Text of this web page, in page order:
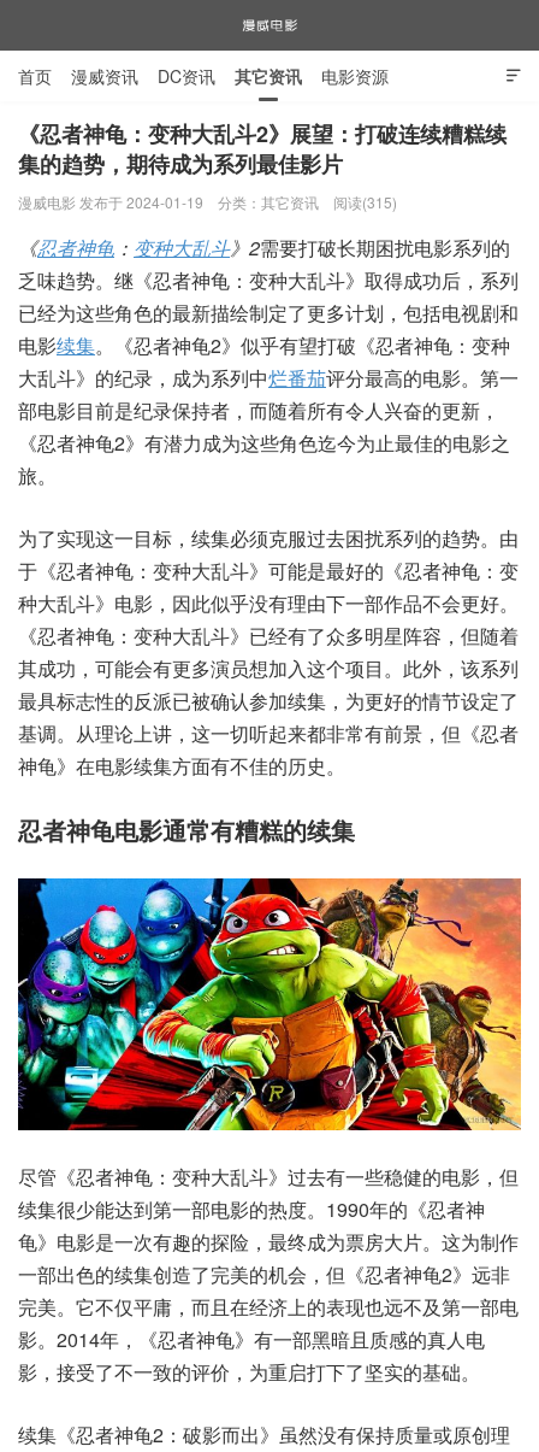
漫威电影

首页 漫威资讯 DC资讯 其它资讯 电影资源
电视剧资源 漫威图片
《忍者神龟：变种大乱斗2》展望：打破连续糟糕续
集的趋势，期待成为系列最佳影片
漫威电影 发布于 2024-01-19 分类： 其它资讯 阅读(315)
《忍者神龟 ： 变种大乱斗》2需要打破长期困扰电影系列的
乏味趋势。继《忍者神龟：变种大乱斗》取得成功后，系列
已经为这些角色的最新描绘制定了更多计划，包括电视剧和
电影续集。《忍者神龟2》似乎有望打破《忍者神龟：变种
大乱斗》的纪录，成为系列中烂番茄评分最高的电影。第一
部电影目前是纪录保持者，而随着所有令人兴奋的更新，
《忍者神龟2》有潜力成为这些角色迄今为止最佳的电影之
旅。
为了实现这一目标，续集必须克服过去困扰系列的趋势。由
于《忍者神龟：变种大乱斗》可能是最好的《忍者神龟：变
种大乱斗》电影，因此似乎没有理由下一部作品不会更好。
《忍者神龟：变种大乱斗》已经有了众多明星阵容，但随着
其成功，可能会有更多演员想加入这个项目。此外，该系列
最具标志性的反派已被确认参加续集，为更好的情节设定了
基调。从理论上讲，这一切听起来都非常有前景，但《忍者
神龟》在电影续集方面有不佳的历史。
忍者神龟电影通常有糟糕的续集
尽管《忍者神龟：变种大乱斗》过去有一些稳健的电影，但
续集很少能达到第一部电影的热度。1990年的《忍者神
龟》电影是一次有趣的探险，最终成为票房大片。这为制作
一部出色的续集创造了完美的机会，但《忍者神龟2》远非
完美。它不仅平庸，而且在经济上的表现也远不及第一部电
影。2014年，《忍者神龟》有一部黑暗且质感的真人电
影，接受了不一致的评价，为重启打下了坚实的基础。
续集《忍者神龟2：破影而出》虽然没有保持质量或原创理